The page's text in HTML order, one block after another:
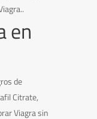
en
de
Citrate,
Viagra sin